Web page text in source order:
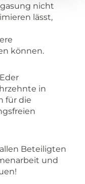
nicht
lässt,
können.
in
für die
Beteiligten
und